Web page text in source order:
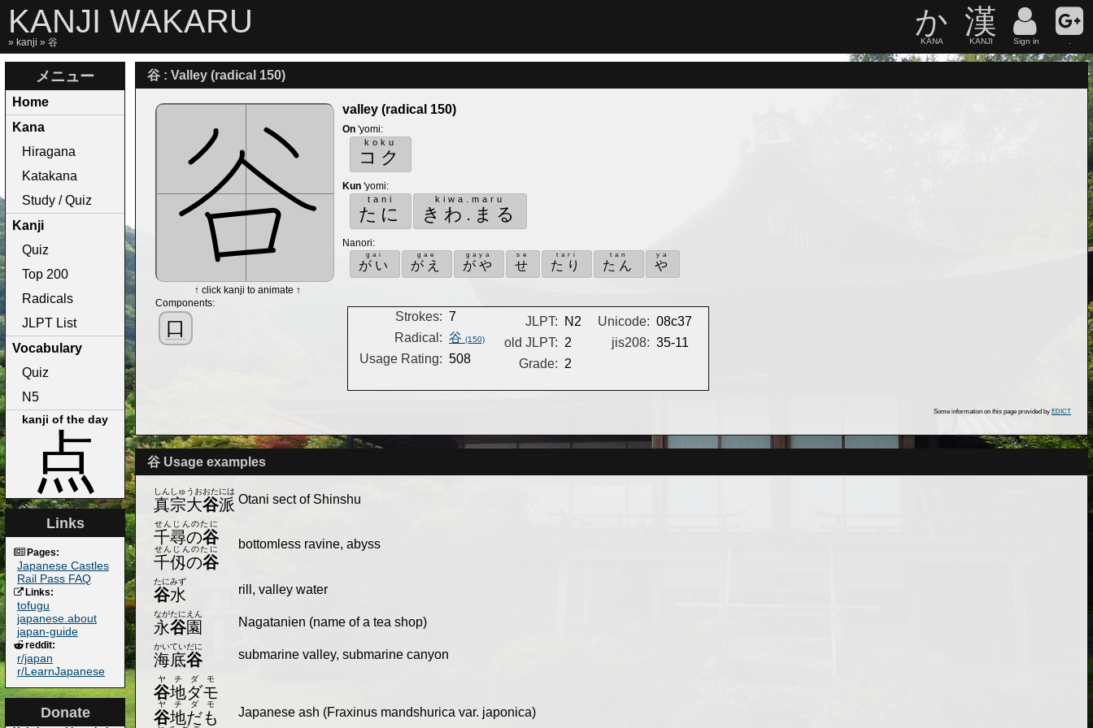
KANJI WAKARU
» kanji » 谷
か
KANA
漢
KANJI Sign in
メニュー
Home
Kana
Hiragana
Katakana
Study / Quiz
Kanji
Quiz
Top 200
Radicals
JLPT List
Vocabulary
Quiz
N5
kanji of the day
点
Links
Pages:
Japanese Castles
Rail Pass FAQ
Links:
tofugu
japanese.about
japan-guide
reddit:
r/japan
r/LearnJapanese
Donate
谷 : Valley (radical 150)
↑ click kanji to animate ↑
Components:
口
valley (radical 150)
On 'yomi:
コク
koku
Kun 'yomi:
たに
tani
きわ.まる
kiwa.maru
Nanori:
がい
gai
がえ
gae
がや
gaya
せ
se
たり
tari
たん
tan
や
ya
Strokes: 7
Radical: 谷 (150)
Usage Rating: 508
JLPT:
N2
old JLPT: 2
Grade: 2
Unicode: 08c37
jis208: 35-11
Some information on this page provided by EDICT
谷 Usage examples
真宗大谷派
しんしゅうおおたには
Otani sect of Shinshu
千尋の谷
せんじんのたに
千仭の谷
せんじんのたに bottomless ravine, abyss
谷水
たにみず
rill, valley water
永谷園
ながたにえん
Nagatanien (name of a tea shop)
海底谷
かいていだに
submarine valley, submarine canyon
谷地ダモ
ヤチダモ
谷地だも
ヤチダモ
Japanese ash (Fraxinus mandshurica var. japonica)